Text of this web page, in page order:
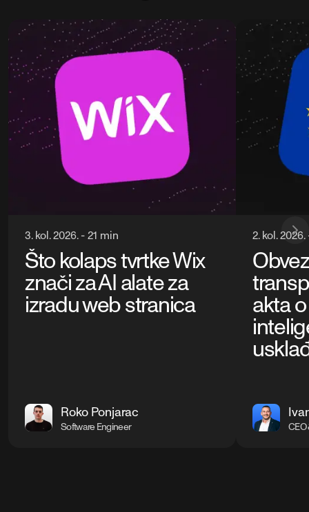
3. kol. 2026.- 21 min
Što kolaps tvrtke Wix
znači za AI alate za
izradu web stranica
Roko Ponjarac
Software Engineer
2. kol. 2026.
akta
CEO